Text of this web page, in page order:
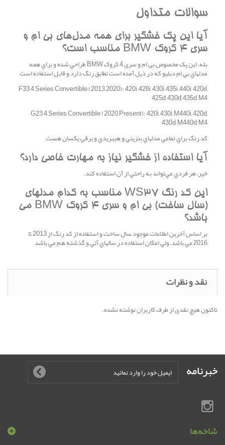
سوالات متداول
آيا اين پک خشگير براي همه مدل‌هاي بی ام و
سری 4 کروک BMW مناسب است؟
بله، اين پک مخصوص بی ام و سری 4 کروک BMW طراحي شده و براي همه
مدلهاي بي ام دبليو که در ذيل آمده است تطابق رنگ دارد و قابل استفاده است
F33 4 Series Convertible (2013–2020): 420i, 428i, 430i, 435i, 440i, 420d,
425d, 430d, 435d, M4
G23 4 Series Convertible (2020–Present): 420i, 430i, M440i, 420d,
430d, M440d, M4
کد رنگ براي تمامي مدلهاي بنزيني و هيبريدي و برقي يکسان هست
آيا استفاده از خشگير نياز به مهارت خاصي دارد؟
خير، هر فردي مي‌تواند به راحتي از آن استفاده کند.
اين کد رنگ WS37 مناسب به کدام مدلهاي
(سال ساخت) بی ام و سری 4 کروک BMW مي
باشد؟
بر اساس آخرين اطلاعات موجود سال ساخت و استفاده از کد رنگ از 2013 تا
2016 مي باشد.ولي امکان استفاده در سالهاي آتي و گذشته هم مي باشد
نقد و نظرات
تاکنون هیچ نقدی از طرف کاربران نوشته نشده.
خبرنامه
شاخه‌ها